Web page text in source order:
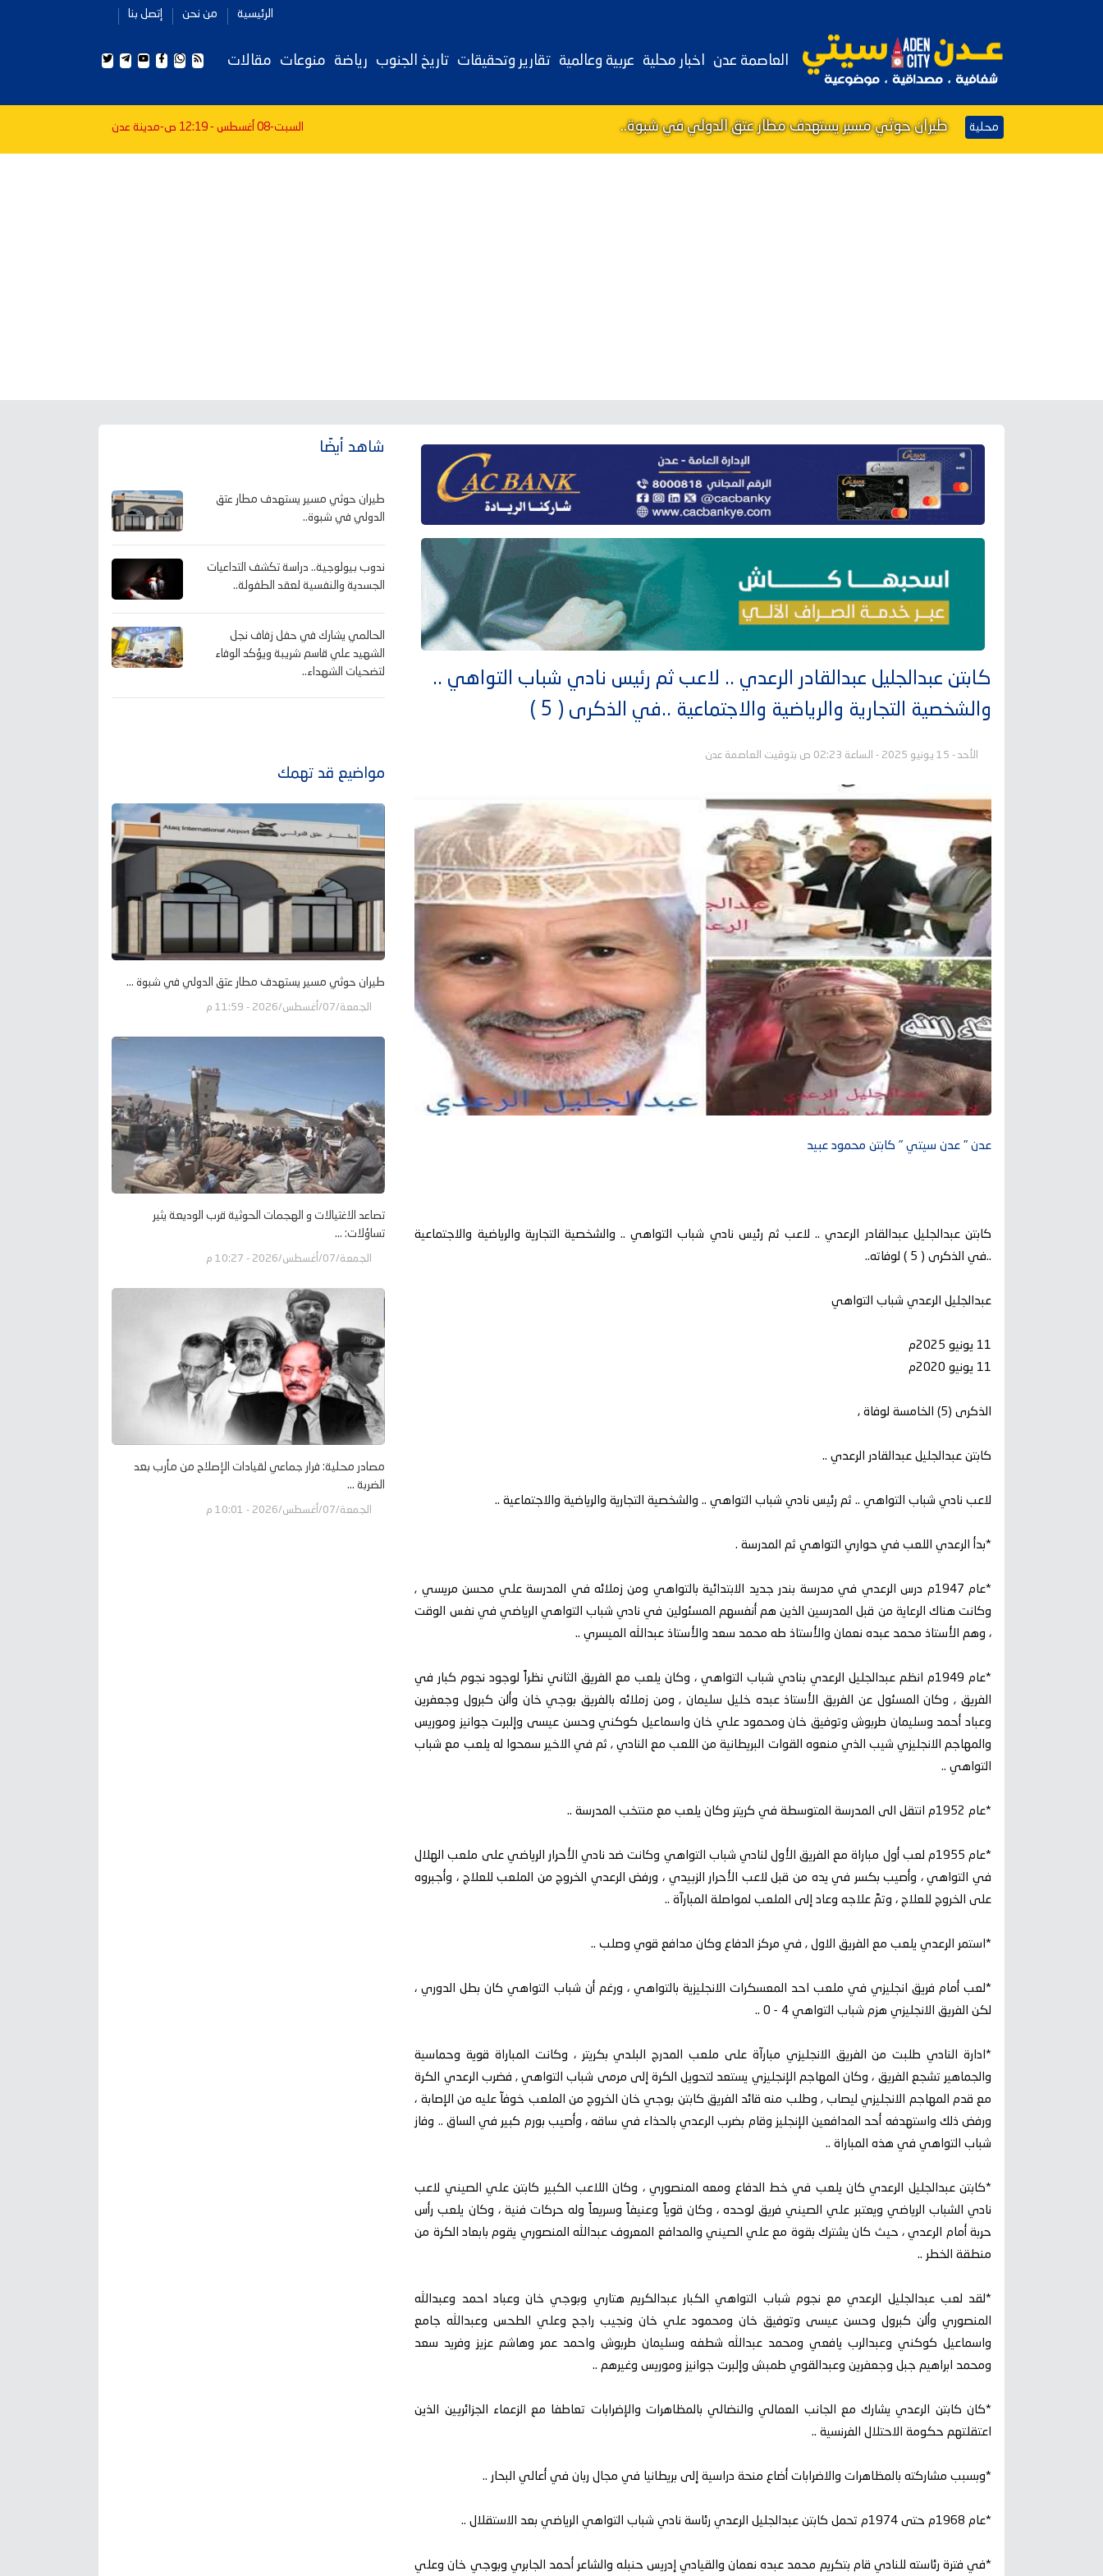
الرئيسية من نحن إتصل بنا
العاصمة عدن اخبار محلية عربية وعالمية تقارير وتحقيقات تاريخ الجنوب رياضة منوعات مقالات
محلية طيران حوثي مسير يستهدف مطار عتق الدولي في شبوة.. السبت-08 أغسطس - 12:19 ص -مدينة عدن
كابتن عبدالجليل عبدالقادر الرعدي .. لاعب ثم رئيس نادي شباب التواهي ..
والشخصية التجارية والرياضية والاجتماعية ..في الذكرى ( 5 )
الأحد - 15 يونيو 2025 - الساعة 02:23 ص بتوقيت العاصمة عدن
عدن " عدن سيتي " كابتن محمود عبيد
كابتن عبدالجليل عبدالقادر الرعدي .. لاعب ثم رئيس نادي شباب التواهي .. والشخصية التجارية والرياضية والاجتماعية
..في الذكرى ( 5 ) لوفاته..
عبدالجليل الرعدي شباب التواهي
11 يونيو 2025م
11 يونيو 2020م
الذكرى (5) الخامسة لوفاة ,
كابتن عبدالجليل عبدالقادر الرعدي ..
لاعب نادي شباب التواهي .. ثم رئيس نادي شباب التواهي .. والشخصية التجارية والرياضية والاجتماعية ..
*بدأ الرعدي اللعب في حواري التواهي ثم المدرسة .
*عام 1947م درس الرعدي في مدرسة بندر جديد الابتدائية بالتواهي ومن زملائه في المدرسة علي محسن مريسي ,
وكانت هناك الرعاية من قبل المدرسين الذين هم أنفسهم المسئولين في نادي شباب التواهي الرياضي في نفس الوقت
، وهم الأستاذ محمد عبده نعمان والأستاذ طه محمد سعد والأستاذ عبدالله الميسري ..
*عام 1949م انظم عبدالجليل الرعدي بنادي شباب التواهي ، وكان يلعب مع الفريق الثاني نظراً لوجود نجوم كبار في
الفريق , وكان المسئول عن الفريق الأستاذ عبده خليل سليمان , ومن زملائه بالفريق بوجي خان وألن كبرول وجعفرين
وعباد أحمد وسليمان طربوش وتوفيق خان ومحمود علي خان واسماعيل كوكني وحسن عيسى وإلبرت جوانيز وموريس
والمهاجم الانجليزي شيب الذي منعوه القوات البريطانية من اللعب مع النادي , ثم في الاخير سمحوا له يلعب مع شباب
التواهي ..
*عام 1952م انتقل الى المدرسة المتوسطة في كريتر وكان يلعب مع منتخب المدرسة ..
*عام 1955م لعب أول مباراة مع الفريق الأول لنادي شباب التواهي وكانت ضد نادي الأحرار الرياضي على ملعب الهلال
في التواهي ، وأصيب بكسر في يده من قبل لاعب الأحرار الزبيدي ، ورفض الرعدي الخروج من الملعب للعلاج ، وأجبروه
على الخروج للعلاج ، وتمَّ علاجه وعاد إلى الملعب لمواصلة المبارآة ..
*استمر الرعدي يلعب مع الفريق الاول , في مركز الدفاع وكان مدافع قوي وصلب ..
*لعب أمام فريق انجليزي في ملعب احد المعسكرات الانجليزية بالتواهي ، ورغم أن شباب التواهي كان بطل الدوري ،
لكن الفريق الانجليزي هزم شباب التواهي 4 - 0 ..
*ادارة النادي طلبت من الفريق الانجليزي مبارآة على ملعب المدرج البلدي بكريتر ، وكانت المباراة قوية وحماسية
والجماهير تشجع الفريق ، وكان المهاجم الإنجليزي يستعد لتحويل الكرة إلى مرمى شباب التواهي , فضرب الرعدي الكرة
مع قدم المهاجم الانجليزي ليصاب , وطلب منه قائد الفريق كابتن بوجي خان الخروج من الملعب خوفآ عليه من الإصابة ،
ورفض ذلك واستهدفه أحد المدافعين الإنجليز وقام بضرب الرعدي بالحذاء في ساقه ، وأصيب بورم كبير في الساق .. وفاز
شباب التواهي في هذه المباراة ..
*كابتن عبدالجليل الرعدي كان يلعب في خط الدفاع ومعه المنصوري ، وكان اللاعب الكبير كابتن علي الصيني لاعب
نادي الشباب الرياضي ويعتبر علي الصيني فريق لوحده ، وكان قوياً وعنيفاً وسريعاً وله حركات فنية ، وكان يلعب رأس
حربة أمام الرعدي ، حيث كان يشترك بقوة مع علي الصيني والمدافع المعروف عبدالله المنصوري يقوم بابعاد الكرة من
منطقة الخطر ..
*لقد لعب عبدالجليل الرعدي مع نجوم شباب التواهي الكبار عبدالكريم هتاري وبوجي خان وعباد احمد وعبدالله
المنصوري وألن كبرول وحسن عيسى وتوفيق خان ومحمود علي خان ونجيب راجح وعلي الطحس وعبدالله جامع
واسماعيل كوكني وعبدالرب يافعي ومحمد عبدالله شطفه وسليمان طربوش واحمد عمر وهاشم عزيز وفريد سعد
ومحمد ابراهيم جبل وجعفرين وعبدالقوي طمبش وإلبرت جوانيز وموريس وغيرهم ..
*كان كابتن الرعدي يشارك مع الجانب العمالي والنضالي بالمظاهرات والإضرابات تعاطفا مع الزعماء الجزائريين الذين
اعتقلتهم حكومة الاحتلال الفرنسية ..
*وبسبب مشاركته بالمظاهرات والاضرابات أضاع منحة دراسية إلى بريطانيا في مجال ربان في أعالي البحار ..
*عام 1968م حتى 1974م تحمل كابتن عبدالجليل الرعدي رئاسة نادي شباب التواهي الرياضي بعد الاستقلال ..
*في فترة رئاسته للنادي قام بتكريم محمد عبده نعمان والقيادي إدريس حنبله والشاعر أحمد الجابري وبوجي خان وعلي
شاهد أيضًا
طيران حوثي مسير يستهدف مطار عتق
الدولي في شبوة..
ندوب بيولوجية.. دراسة تكشف التداعيات
الجسدية والنفسية لعقد الطفولة..
الحالمي يشارك في حفل زفاف نجل
الشهيد علي قاسم شريبة ويؤكد الوفاء
لتضحيات الشهداء..
مواضيع قد تهمك
طيران حوثي مسير يستهدف مطار عتق الدولي في شبوة ...
الجمعة/07/أغسطس/2026 - 11:59 م
تصاعد الاغتيالات و الهجمات الحوثية قرب الوديعة يثير
تساؤلات: ...
الجمعة/07/أغسطس/2026 - 10:27 م
مصادر محلية: فرار جماعي لقيادات الإصلاح من مأرب بعد
الضربة ...
الجمعة/07/أغسطس/2026 - 10:01 م